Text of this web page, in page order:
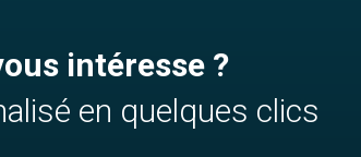
intéresse ?
en quelques clics